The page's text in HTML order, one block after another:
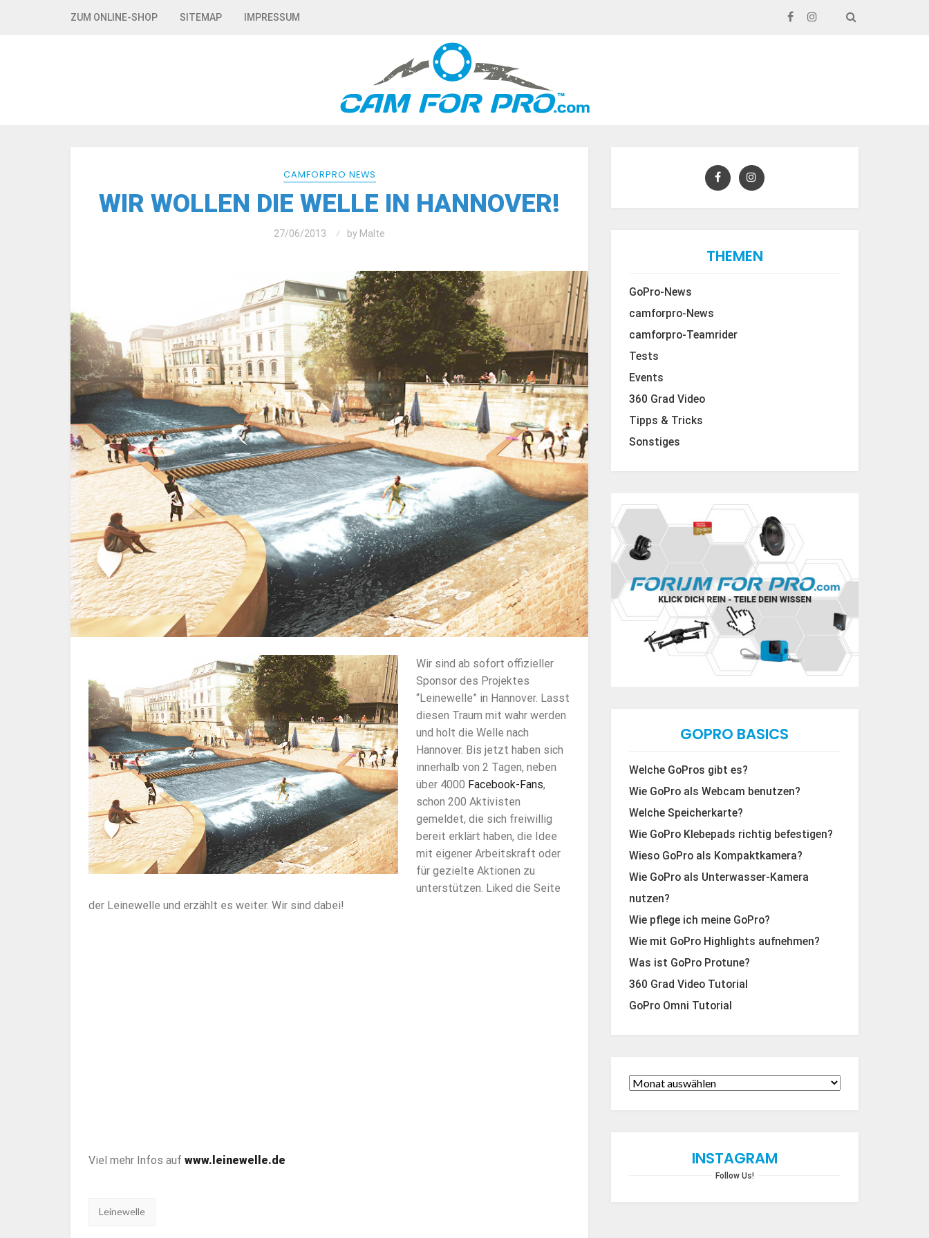
ZUM ONLINE-SHOP SITEMAP IMPRESSUM SEARCH
CAMFORPRO NEWS
WIR WOLLEN DIE WELLE IN HANNOVER!
27/06/2013 by Malte
Wir sind ab sofort offizieller
Sponsor des Projektes
“Leinewelle” in Hannover. Lasst
diesen Traum mit wahr werden
und holt die Welle nach
Hannover. Bis jetzt haben sich
innerhalb von 2 Tagen, neben
über 4000 Facebook-Fans,
schon 200 Aktivisten
gemeldet, die sich freiwillig
bereit erklärt haben, die Idee
mit eigener Arbeitskraft oder
für gezielte Aktionen zu
unterstützen. Liked die Seite
der Leinewelle und erzählt es weiter. Wir sind dabei!
Viel mehr Infos auf www.leinewelle.de
Tags:
Leinewelle
THEMEN
GoPro-News
camforpro-News
camforpro-Teamrider
Tests
Events
360 Grad Video
Tipps & Tricks
Sonstiges
GOPRO BASICS
Welche GoPros gibt es?
Wie GoPro als Webcam benutzen?
Welche Speicherkarte?
Wie GoPro Klebepads richtig befestigen?
Wieso GoPro als Kompaktkamera?
Wie GoPro als Unterwasser-Kamera
nutzen?
Wie pflege ich meine GoPro?
Wie mit GoPro Highlights aufnehmen?
Was ist GoPro Protune?
360 Grad Video Tutorial
GoPro Omni Tutorial
INSTAGRAM
Follow Us!